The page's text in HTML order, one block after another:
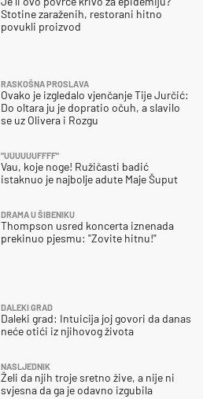
Stotine zaraženih, restorani hitno
povukli proizvod
RASKOŠNA PROSLAVA
Ovako je izgledalo vjenčanje Tije Jurčić:
Do oltara ju je dopratio očuh, a slavilo
se uz Olivera i Rozgu
"UUUUUUFFFF"
Vau, koje noge! Ružičasti badić
istaknuo je najbolje adute Maje Šuput
DRAMA U ŠIBENIKU
Thompson usred koncerta iznenada
prekinuo pjesmu: "Zovite hitnu!"
DALEKI GRAD
Daleki grad: Intuicija joj govori da danas
neće otići iz njihovog života
NASLJEDNIK
Želi da njih troje sretno žive, a nije ni
svjesna da ga je odavno izgubila